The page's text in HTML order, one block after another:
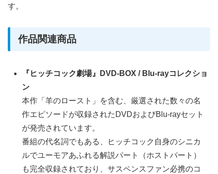
す。
作品関連商品
『ヒッチコック劇場』DVD-BOX / Blu-rayコレクショ
ン
本作「羊のロースト」を含む、厳選された数々の名
作エピソードが収録されたDVDおよびBlu-rayセット
が発売されています。
番組の代名詞でもある、ヒッチコック自身のシニカ
ルでユーモアあふれる解説パート（ホストパート）
も完全収録されており、サスペンスファン必携のコ